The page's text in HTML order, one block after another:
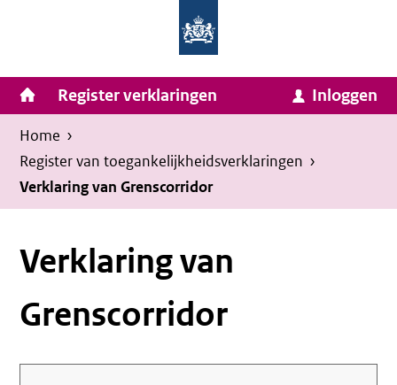
inhoud
van
Zaken
en
Koninkrijksrelaties
Homepage
van
Invulassistent
Toegankelijkheidsverklaring
Toegankelijkheidsverklaring
Hoofdnavigatie
Register verklaringen Inloggen
Kruimelpad
U
bevindt
zich
hier:
Home ›
Register van toegankelijkheids­verklaringen ›
Verklaring van Grenscorridor
Verklaring van
Grenscorridor